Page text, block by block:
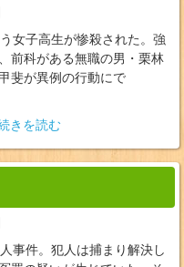
女子高生が惨殺された。強
前科がある無職の男・栗林
斐が異例の行動にで
きを読む
事件。犯人は捕まり解決し